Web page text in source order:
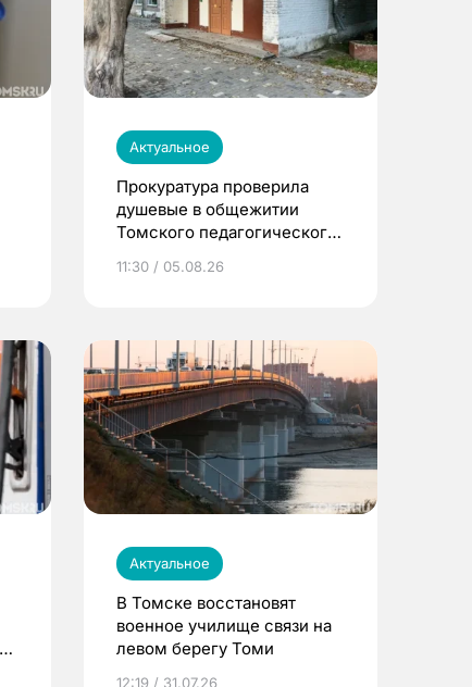
Актуальное
Прокуратура проверила
душевые в общежитии
Томского педагогического
11:30 / 05.08.26
Актуальное
В Томске восстановят
военное училище связи на
левом берегу Томи
12:19 / 31.07.26